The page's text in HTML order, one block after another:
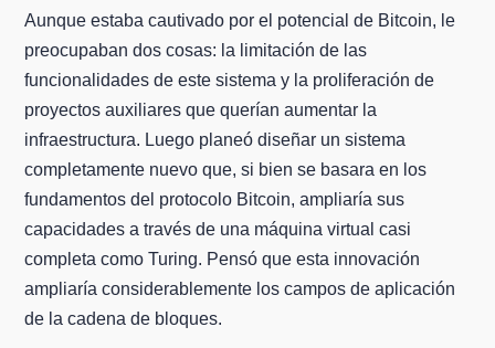
Aunque estaba cautivado por el potencial de Bitcoin, le
preocupaban dos cosas: la limitación de las
funcionalidades de este sistema y la proliferación de
proyectos auxiliares que querían aumentar la
infraestructura. Luego planeó diseñar un sistema
completamente nuevo que, si bien se basara en los
fundamentos del protocolo Bitcoin, ampliaría sus
capacidades a través de una máquina virtual casi
completa como Turing. Pensó que esta innovación
ampliaría considerablemente los campos de aplicación
de la cadena de bloques.